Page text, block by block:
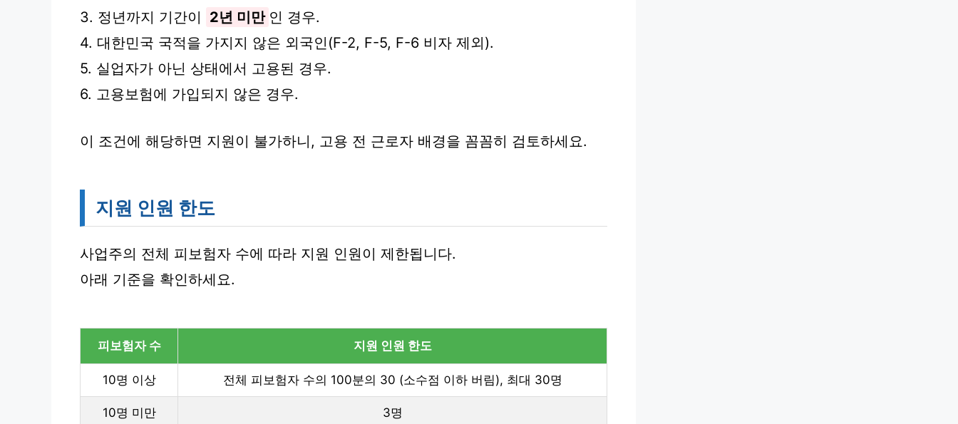
3. 정년까지 기간이
2년 미만 인 경우.
4. 대한민국 국적을 가지지 않은 외국인(F-2, F-5, F-6 비자 제외).
5. 실업자가 아닌 상태에서 고용된 경우.
6. 고용보험에 가입되지 않은 경우.
이 조건에 해당하면 지원이 불가하니, 고용 전 근로자 배경을 꼼꼼히 검토하세요.
지원 인원 한도
사업주의 전체 피보험자 수에 따라 지원 인원이 제한됩니다.
아래 기준을 확인하세요.
피보험자 수 지원 인원 한도
10명 이상 전체 피보험자 수의 100분의 30 (소수점 이하 버림), 최대 30명
10명 미만 3명